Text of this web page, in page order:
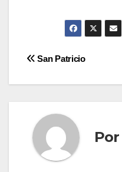
Navegación
de
entradas
San Patricio
Por